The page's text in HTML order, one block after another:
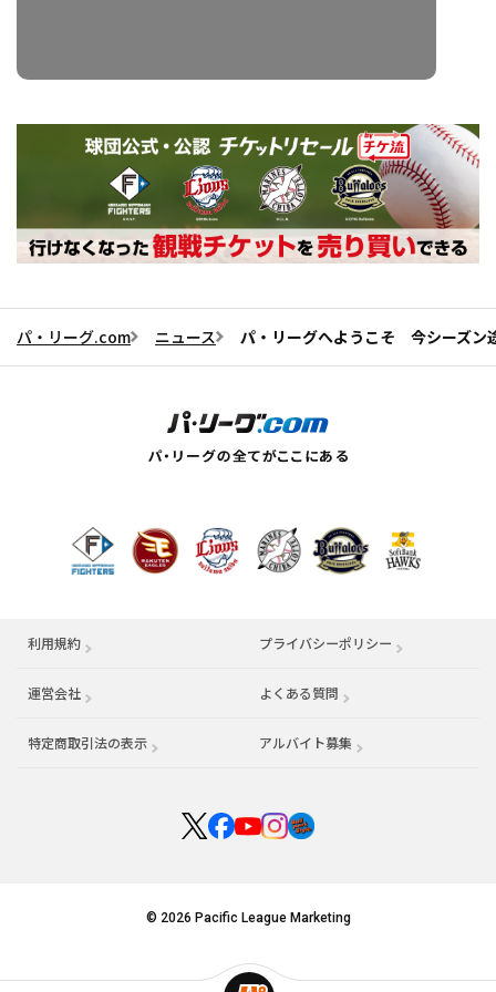
パ・リーグ.com ニュース パ・リーグへようこそ 今シーズン
利用規約 プライバシーポリシー
運営会社 （別ウィンドウで開く） よくある質問
特定商取引法の表示 アルバイト募集 （別ウィンドウで開く
© 2026 Pacific League Marketing